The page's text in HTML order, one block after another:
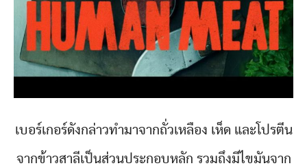
เบอร์เกอร์ดังกล่าวทำมาจากถั่วเหลือง เห็ด และโปรตีน
จากข้าวสาลีเป็นส่วนประกอบหลัก รวมถึงมีไขมันจาก